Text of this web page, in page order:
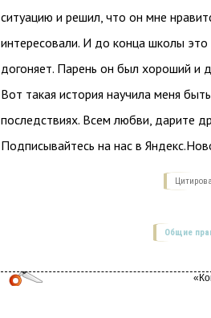
ситуацию и решил, что он мне
интересовали. И до конца школы
догоняет. Парень он был хороший и
Вот такая история научила меня
последствиях. Всем любви, дарите
Подписывайтесь на нас в
Общие